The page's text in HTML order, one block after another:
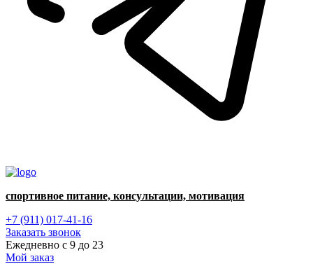
спортивное питание, консультации, мотивация
+7 (911) 017-41-16
Заказать звонок
Ежедневно с 9 до 23
Мой заказ